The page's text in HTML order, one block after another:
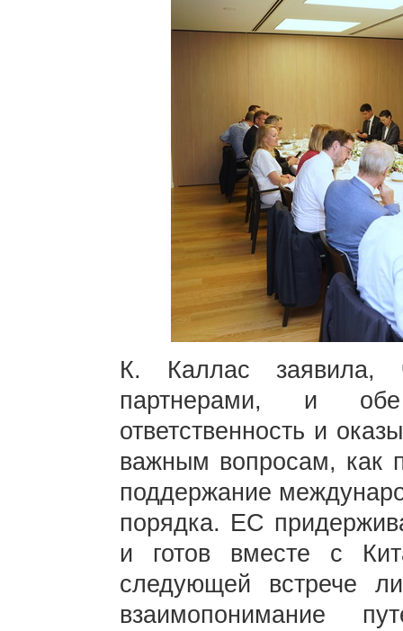
К. Каллас
партнерами, и
ответственность и
важным вопросам, как
поддержание
порядка. ЕС
и готов вместе с
следующей встрече
взаимопонимание